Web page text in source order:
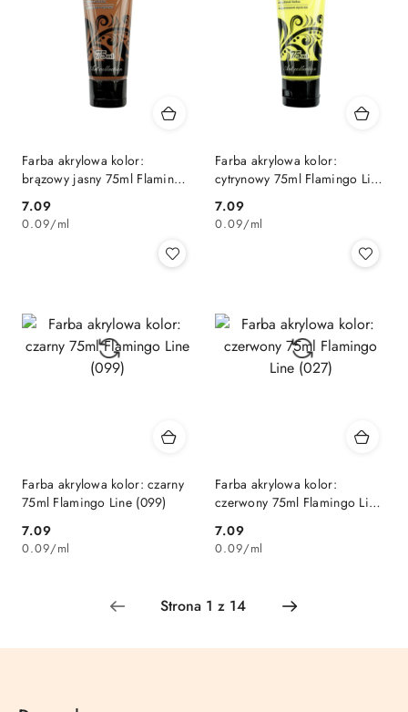
Farba akrylowa kolor:
brązowy jasny 75ml Flamingo
Cena:
7.09
0.09/ml
Farba akrylowa kolor:
cytrynowy 75ml Flamingo Line
Cena:
7.09
0.09/ml
Farba akrylowa kolor: czarny
75ml Flamingo Line (099)
Cena:
7.09
0.09/ml
Farba akrylowa kolor:
czerwony 75ml Flamingo Line
Cena:
7.09
0.09/ml